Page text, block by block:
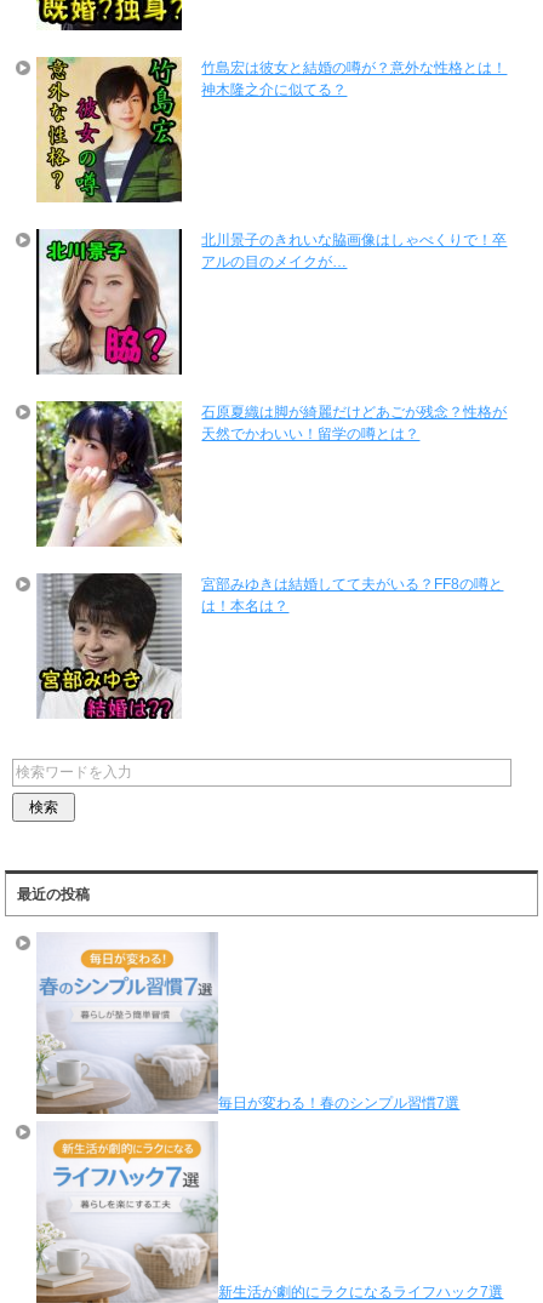
竹島宏は彼女と結婚の噂が？意外な性格とは！
神木隆之介に似てる？
北川景子のきれいな脇画像はしゃべくりで！卒
アルの目のメイクが…
石原夏織は脚が綺麗だけどあごが残念？性格が
天然でかわいい！留学の噂とは？
宮部みゆきは結婚してて夫がいる？FF8の噂と
は！本名は？
最近の投稿
毎日が変わる！春のシンプル習慣7選
新生活が劇的にラクになるライフハック7選